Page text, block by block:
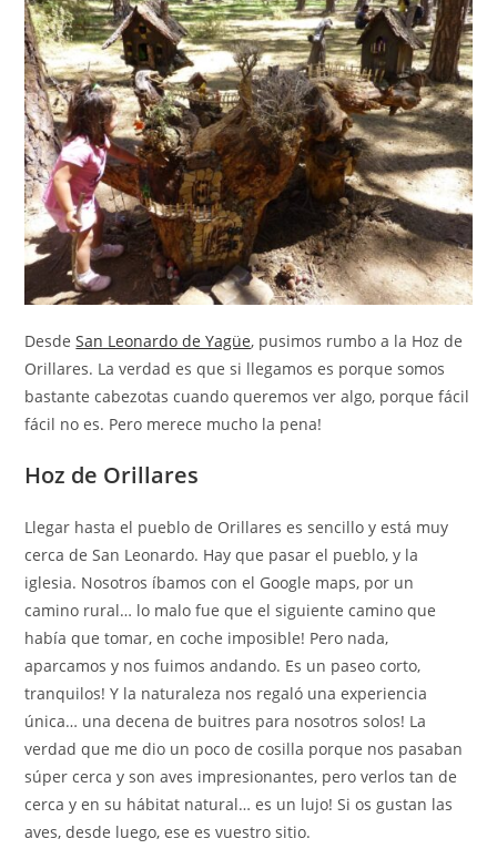
DesdeSan Leonardo de Yagüe, pusimos rumbo a la Hoz de
Orillares. La verdad es que si llegamos es porque somos
bastante cabezotas cuando queremos ver algo, porque fácil
fácil no es. Pero merece mucho la pena!
Hoz de Orillares
Llegar hasta el pueblo de Orillares es sencillo y está muy
cerca de San Leonardo. Hay que pasar el pueblo, y la
iglesia. Nosotros íbamos con el Google maps, por un
camino rural… lo malo fue que el siguiente camino que
había que tomar, en coche imposible! Pero nada,
aparcamos y nos fuimos andando. Es un paseo corto,
tranquilos! Y la naturaleza nos regaló una experiencia
única… una decena de buitres para nosotros solos! La
verdad que me dio un poco de cosilla porque nos pasaban
súper cerca y son aves impresionantes, pero verlos tan de
cerca y en su hábitat natural… es un lujo! Si os gustan las
aves, desde luego, ese es vuestro sitio.